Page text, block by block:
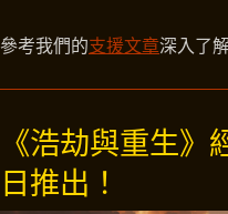
參考我們的支援文章深入了
《浩劫與重生
日推出！